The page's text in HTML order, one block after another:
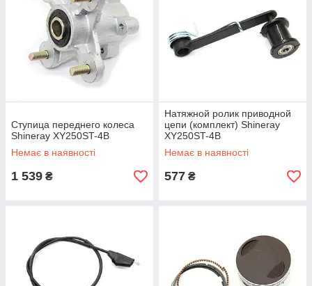
Ступица переднего колеса
Shineray XY250ST-4B
Немає в наявності
1 539 ₴
Натяжной ролик приводной
цепи (комплект) Shineray
XY250ST-4B
Немає в наявності
577 ₴